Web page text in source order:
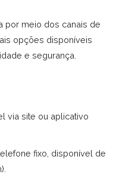
por meio dos canais de
opções disponíveis
e segurança.
via site ou aplicativo
fixo, disponível de